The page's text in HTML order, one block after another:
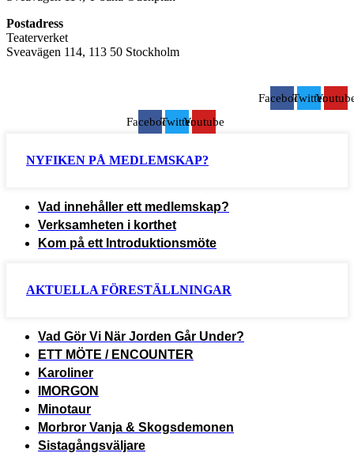
Postadress
Teaterverket
Sveavägen 114, 113 50 Stockholm
FacebookTwitter
FacebookTwitterYoutube
NYFIKEN PÅ MEDLEMSKAP?
Vad innehåller ett medlemskap?
Verksamheten i korthet
Kom på ett Introduktionsmöte
AKTUELLA FÖRESTÄLLNINGAR
Vad Gör Vi När Jorden Går Under?
ETT MÖTE / ENCOUNTER
Karoliner
IMORGON
Minotaur
Morbror Vanja & Skogsdemonen
Sistagångsväljare